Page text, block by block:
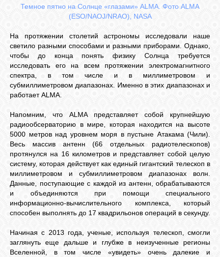
Темное пятно на Солнце «глазами» ALMA. Фото ALMA
(ESO/NAOJ/NRAO), NASA
На протяжении столетий астрономы исследовали наше
светило разными способами и разными приборами. Однако,
чтобы до конца понять физику Солнца требуется
исследовать его на всем протяжении электромагнитного
спектра, в том числе и в миллиметровом и
субмиллиметровом диапазонах. Именно в этих диапазонах и
работает ALMA.
Напомним, что ALMA представляет собой крупнейшую
радиообсерваторию в мире, которая находится на высоте
5000 метров над уровнем моря в пустыне Атакама (Чили).
Весь массив антенн (66 отдельных радиотелескопов)
протянулся на 16 километров и представляет собой целую
систему, которая действует как единый гигантский телескоп в
миллиметровом и субмиллиметровом диапазонах волн.
Данные, поступающие с каждой из антенн, обрабатываются
и объединяются при помощи специального
информационно-вычислительного комплекса, который
способен выполнять до 17 квадрильонов операций в секунду.
Начиная с 2013 года, ученые, используя телескоп, смогли
заглянуть еще дальше и глубже в неизученные регионы
Вселенной, в том числе «увидеть» очень далекие и